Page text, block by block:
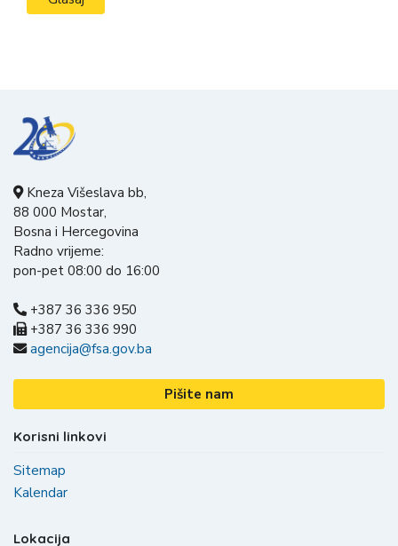
Kneza Višeslava bb,
88 000 Mostar,
Bosna i Hercegovina
Radno vrijeme:
pon-pet 08:00 do 16:00
+387 36 336 950
+387 36 336 990
agencija@fsa.gov.ba
Pišite nam
Korisni linkovi
Sitemap
Kalendar
Lokacija